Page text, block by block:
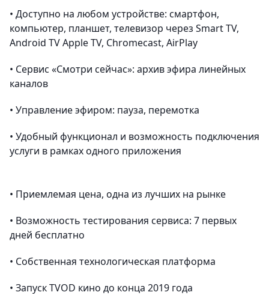
• Доступно на любом устройстве: смартфон,
компьютер, планшет, телевизор через Smart TV,
Android TV Apple TV, Chromecast, AirPlay
• Сервис «Смотри сейчас»: архив эфира линейных
каналов
• Управление эфиром: пауза, перемотка
• Удобный функционал и возможность подключения
услуги в рамках одного приложения
• Приемлемая цена, одна из лучших на рынке
• Возможность тестирования сервиса: 7 первых
дней бесплатно
• Собственная технологическая платформа
• Запуск TVOD кино до конца 2019 года